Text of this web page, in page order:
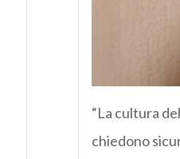
“La cultura
chiedono